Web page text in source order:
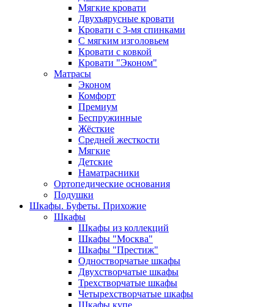
Мягкие кровати
Двухъярусные кровати
Кровати с 3-мя спинками
С мягким изголовьем
Кровати с ковкой
Кровати "Эконом"
Матрасы
Эконом
Комфорт
Премиум
Беспружинные
Жёсткие
Средней жесткости
Мягкие
Детские
Наматрасники
Ортопедические основания
Подушки
Шкафы. Буфеты. Прихожие
Шкафы
Шкафы из коллекций
Шкафы "Москва"
Шкафы "Престиж"
Одностворчатые шкафы
Двухстворчатые шкафы
Трехстворчатые шкафы
Четырехстворчатые шкафы
Шкафы купе